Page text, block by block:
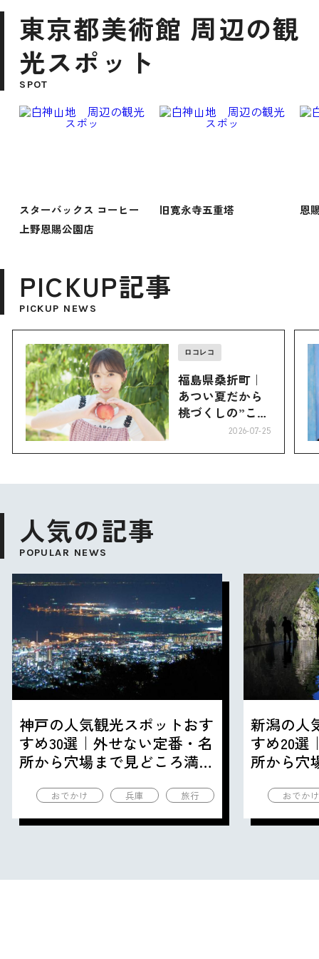
東京都美術館 周辺の観
光スポット
SPOT
スターバックス コーヒー
上野恩賜公園店
旧寛永寺五重塔 恩
PICKUP記事
PICKUP NEWS
ロコレコ
福島県桑折町｜
あつい夏だから
桃づくしの”こお
2026-07-25
人気の記事
POPULAR NEWS
神戸の人気観光スポットおす
すめ30選｜外せない定番・名
所から穴場まで見どころ満載
おでかけ 兵庫 旅行
新潟の人
すめ20選
所から穴
おでか